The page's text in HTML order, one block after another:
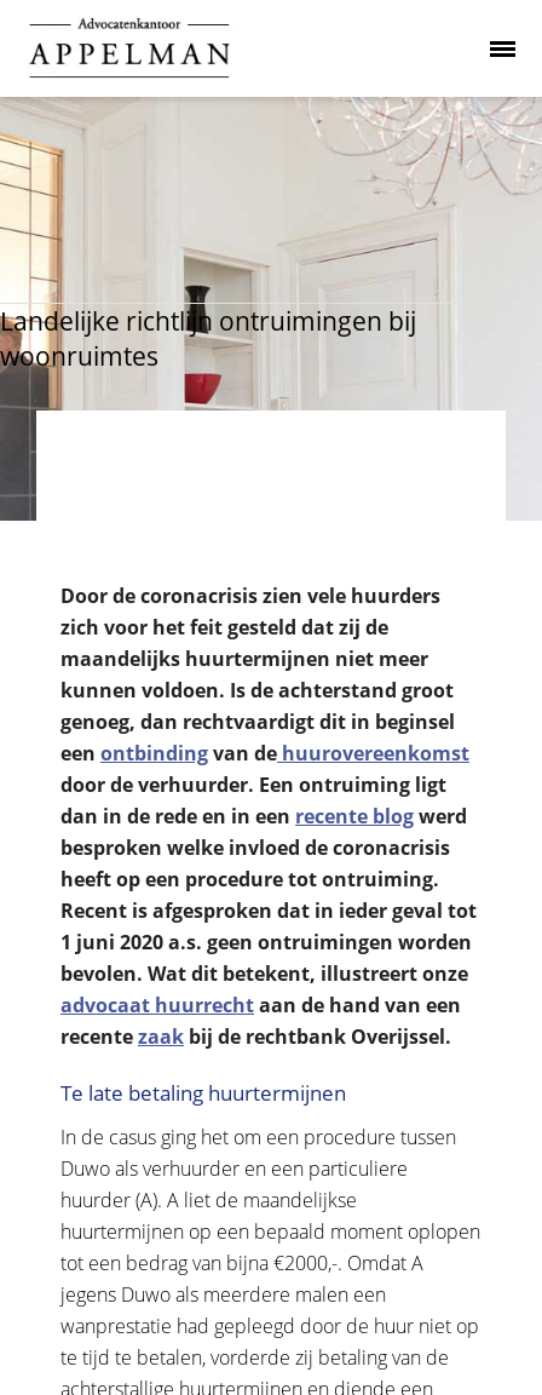
Landelijke richtlijn ontruimingen bij
woonruimtes
Door de coronacrisis zien vele huurders
zich voor het feit gesteld dat zij de
maandelijks huurtermijnen niet meer
kunnen voldoen. Is de achterstand groot
genoeg, dan rechtvaardigt dit in beginsel
een ontbindingvan de huurovereenkomst
door de verhuurder. Een ontruiming ligt
dan in de rede en in een recente blogwerd
besproken welke invloed de coronacrisis
heeft op een procedure tot ontruiming.
Recent is afgesproken dat in ieder geval tot
1 juni 2020 a.s. geen ontruimingen worden
bevolen. Wat dit betekent, illustreert onze
advocaat huurrechtaan de hand van een
recentezaak bij de rechtbank Overijssel.
Te late betaling huurtermijnen
In de casus ging het om een procedure tussen
Duwo als verhuurder en een particuliere
huurder (A). A liet de maandelijkse
huurtermijnen op een bepaald moment oplopen
tot een bedrag van bijna €2000,-. Omdat A
jegens Duwo als meerdere malen een
wanprestatie had gepleegd door de huur niet op
te tijd te betalen, vorderde zij betaling van de
achterstallige huurtermijnen en diende een